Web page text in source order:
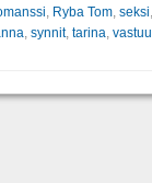
Ryba Tom, seksi
synnit, tarina vastuu